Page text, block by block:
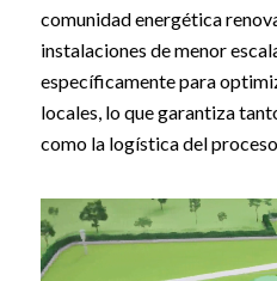
comunidad energética
instalaciones de menor
específicamente para
locales, lo que garantiza
como la logística del proceso.